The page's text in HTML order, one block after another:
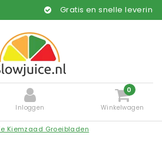
Gratis en snelle levering*
Inloggen
0
Winkelwagen
Kiemzaad Groeibladen